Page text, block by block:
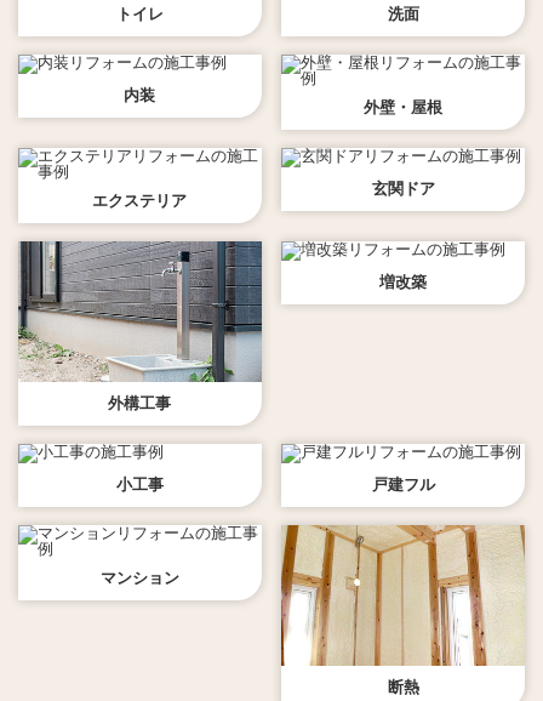
トイレ 洗面
内装
外壁・屋根
エクステリア
玄関ドア
外構工事
増改築
小工事 戸建フル
マンション
断熱